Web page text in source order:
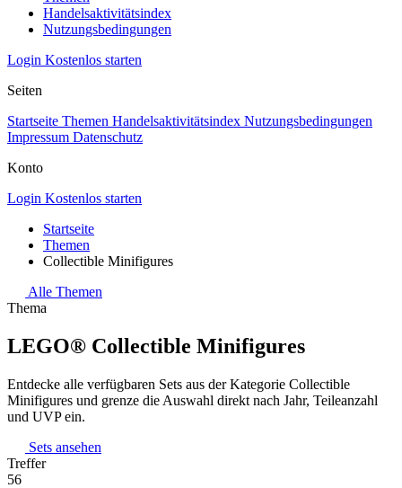
Handelsaktivitätsindex
Nutzungsbedingungen
Login Kostenlos starten
Seiten
Startseite Themen Handelsaktivitätsindex Nutzungsbedingungen
Impressum Datenschutz
Konto
Login Kostenlos starten
Startseite
Themen
Collectible Minifigures
Alle Themen
Thema
LEGO® Collectible Minifigures
Entdecke alle verfügbaren Sets aus der Kategorie Collectible
Minifigures und grenze die Auswahl direkt nach Jahr, Teileanzahl
und UVP ein.
Sets ansehen
Treffer
56